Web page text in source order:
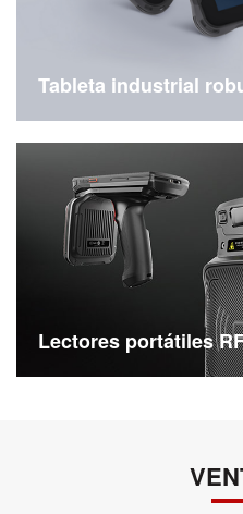
Tableta industrial
Lectores portátiles